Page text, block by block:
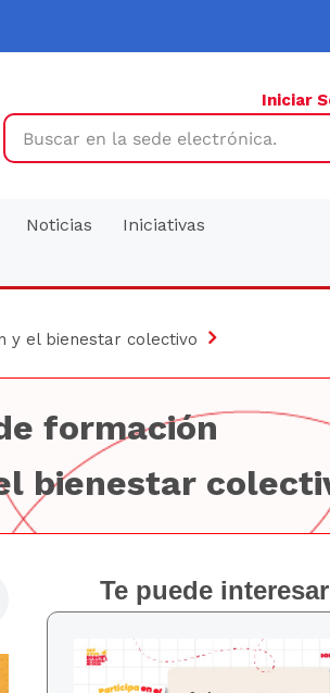
Iniciar
Search
Noticias Iniciativas
y el bienestar colectivo
formación
bienestar
Te puede interesar